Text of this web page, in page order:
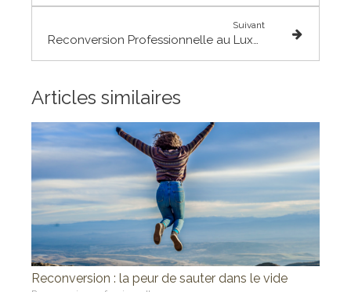
Suivant
Reconversion Professionnelle au Luxembourg : Et si votre nouvelle carrière était plus proche que vous ne le pensez ?
Articles similaires
Reconversion : la peur de sauter dans le vide